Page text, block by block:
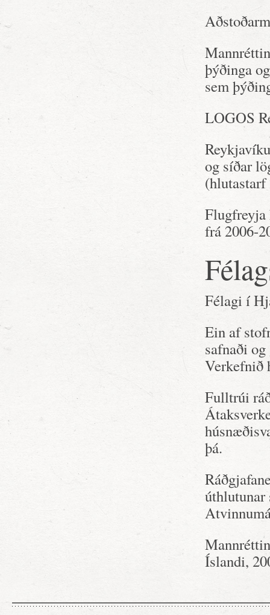
þýðinga
sem
LOGOS
og síðar
(hlutastarf
Flugfreyja
frá 2006-
Félagi í
Ein af
safnaði
Verkefnið
Fulltrúi
þá.
Íslandi,